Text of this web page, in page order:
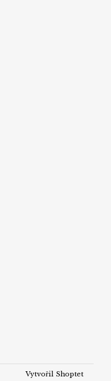
Vytvořil Shoptet